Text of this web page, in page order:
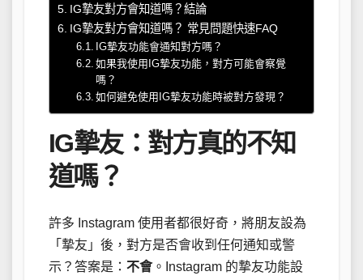
IG摯友對方會知道嗎？結論
IG摯友對方會知道嗎？ 常見問題快速FAQ
IG摯友功能會通知對方嗎？
如果我使用IG摯友功能，對方可能會察覺
嗎？
如何避免使用IG摯友功能時被對方發現？
IG摯友：對方真的不知
道嗎？
許多 Instagram 使用者都很好奇，將朋友設為
「摯友」後，對方是否會收到任何通知或警
示？答案是： 不會。Instagram 的摯友功能設